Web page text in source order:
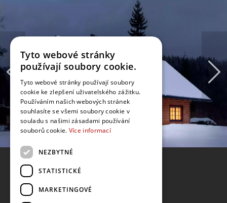
Tyto webové stránky
používají soubory cookie.
Tyto webové stránky používají soubory
cookie ke zlepšení uživatelského zážitku.
Používáním našich webových stránek
souhlasíte se všemi soubory cookie v
souladu s našimi zásadami používání
souborů cookie. Více informací
NEZBYTNÉ
STATISTICKÉ
MARKETINGOVÉ